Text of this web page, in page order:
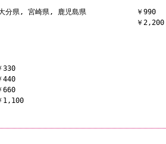
分県, 宮崎県, 鹿児島県
￥990
￥2,200
330
440
660
1,100